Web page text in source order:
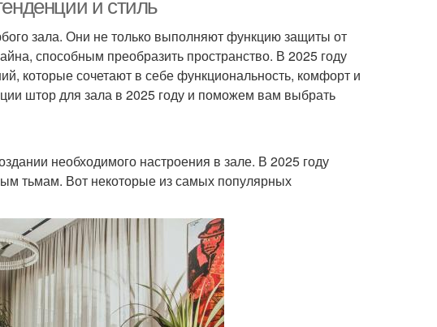
и стиль
зала. Они не только выполняют функцию защиты от
способным преобразить пространство. В 2025 году
которые сочетают в себе функциональность, комфорт и
штор для зала в 2025 году и поможем вам выбрать
необходимого настроения в зале. В 2025 году
тьмам. Вот некоторые из самых популярных